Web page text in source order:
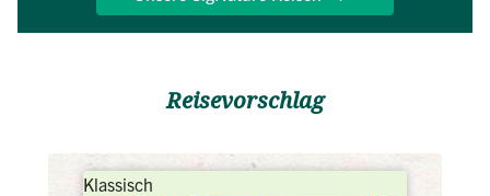
Reisevorschlag
Klassisch